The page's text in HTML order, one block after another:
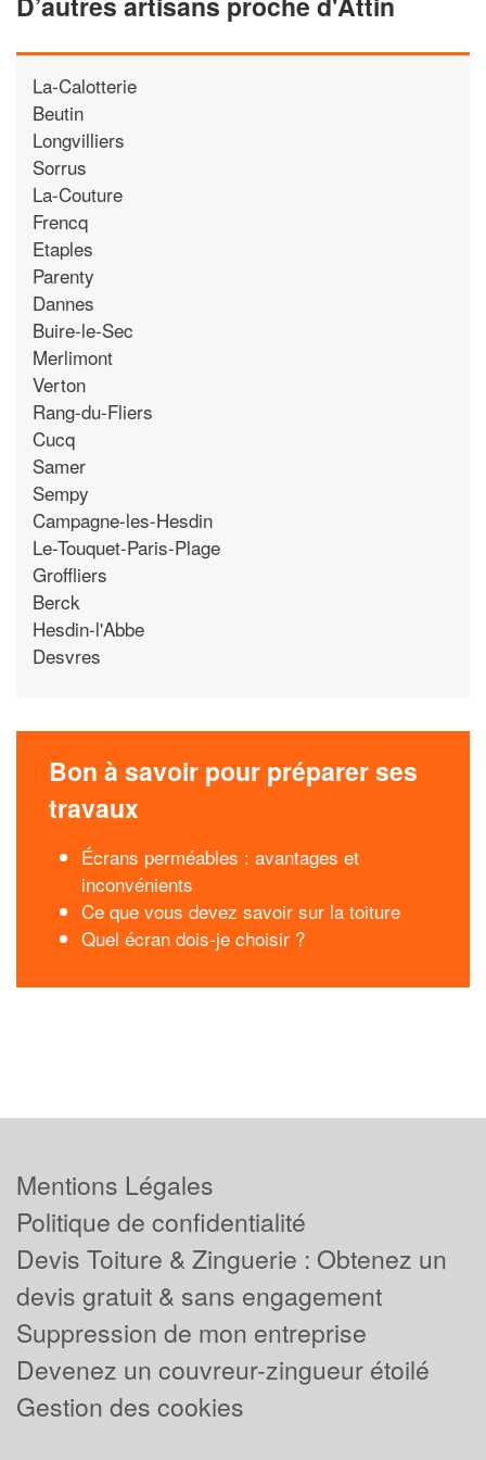
La-Calotterie
Beutin
Longvilliers
Sorrus
La-Couture
Frencq
Etaples
Parenty
Dannes
Buire-le-Sec
Merlimont
Verton
Rang-du-Fliers
Cucq
Samer
Sempy
Campagne-les-Hesdin
Le-Touquet-Paris-Plage
Groffliers
Berck
Hesdin-l'Abbe
Desvres
Bon à savoir pour préparer ses
travaux
Écrans perméables : avantages et
inconvénients
Ce que vous devez savoir sur la toiture
Quel écran dois-je choisir ?
Mentions Légales
Politique de confidentialité
Devis Toiture & Zinguerie : Obtenez un
devis gratuit & sans engagement
Suppression de mon entreprise
Devenez un couvreur-zingueur étoilé
Gestion des cookies